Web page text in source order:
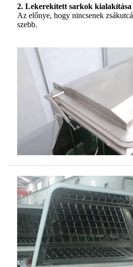
2. Lekerekített sarkok kialakítása
Az előnye, hogy nincsenek
szebb.